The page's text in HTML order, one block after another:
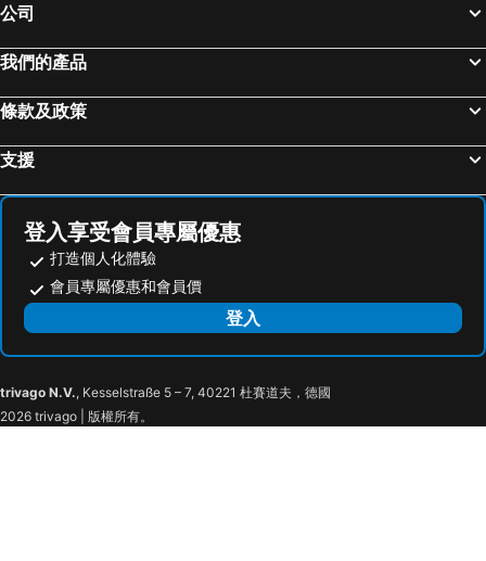
公司
我們的產品
條款及政策
支援
登入享受會員專屬優惠
打造個人化體驗
會員專屬優惠和會員價
登入
trivago N.V., Kesselstraße 5 – 7, 40221 杜賽道夫，德國
2026 trivago | 版權所有。